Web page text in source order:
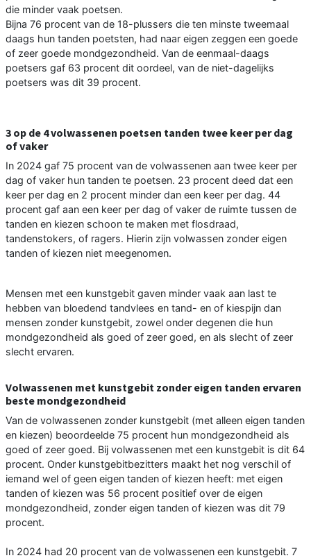
die minder vaak poetsen.
Bijna 76 procent van de 18-plussers die ten minste tweemaal
daags hun tanden poetsten, had naar eigen zeggen een goede
of zeer goede mondgezondheid. Van de eenmaal-daags
poetsers gaf 63 procent dit oordeel, van de niet-dagelijks
poetsers was dit 39 procent.
3 op de 4 volwassenen poetsen tanden twee keer per dag
of vaker
In 2024 gaf 75 procent van de volwassenen aan twee keer per
dag of vaker hun tanden te poetsen. 23 procent deed dat een
keer per dag en 2 procent minder dan een keer per dag. 44
procent gaf aan een keer per dag of vaker de ruimte tussen de
tanden en kiezen schoon te maken met flosdraad,
tandenstokers, of ragers. Hierin zijn volwassen zonder eigen
tanden of kiezen niet meegenomen.
Mensen met een kunstgebit gaven minder vaak aan last te
hebben van bloedend tandvlees en tand- en of kiespijn dan
mensen zonder kunstgebit, zowel onder degenen die hun
mondgezondheid als goed of zeer goed, en als slecht of zeer
slecht ervaren.
Volwassenen met kunstgebit zonder eigen tanden ervaren
beste mondgezondheid
Van de volwassenen zonder kunstgebit (met alleen eigen tanden
en kiezen) beoordeelde 75 procent hun mondgezondheid als
goed of zeer goed. Bij volwassenen met een kunstgebit is dit 64
procent. Onder kunstgebitbezitters maakt het nog verschil of
iemand wel of geen eigen tanden of kiezen heeft: met eigen
tanden of kiezen was 56 procent positief over de eigen
mondgezondheid, zonder eigen tanden of kiezen was dit 79
procent.
In 2024 had 20 procent van de volwassenen een kunstgebit. 7